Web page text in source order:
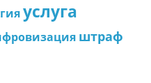
услуга
штраф